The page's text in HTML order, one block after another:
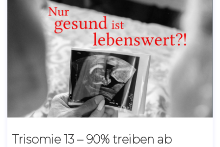
Trisomie 13 – 90% treiben ab